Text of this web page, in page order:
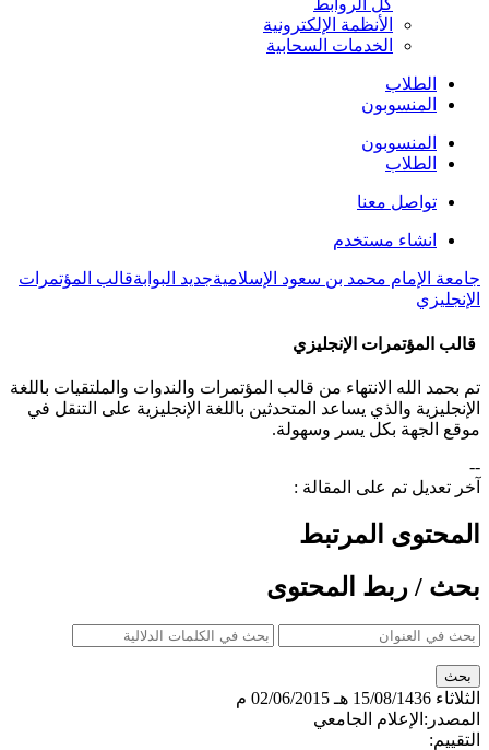
كل الروابط
الأنظمة الإلكترونية
الخدمات السحابية
الطلاب
المنسوبون
المنسوبون
الطلاب
تواصل معنا
انشاء مستخدم
جامعة الإمام محمد بن سعود الإسلاميةجديد البوابةقالب المؤتمرات
الإنجليزي
قالب المؤتمرات الإنجليزي
​تم بحمد الله الانتهاء من قالب المؤتمرات والندوات والملتقيات باللغة
الإنجليزية والذي يساعد المتحدثين باللغة الإنجليزية على التنقل في
موقع الجهة بكل يسر وسهولة.
--
آخر تعديل تم على المقالة :
المحتوى المرتبط
بحث / ربط المحتوى
الثلاثاء 15/08/1436 هـ
02/06/2015 م
المصدر: الإعلام الجامعي
التقييم: